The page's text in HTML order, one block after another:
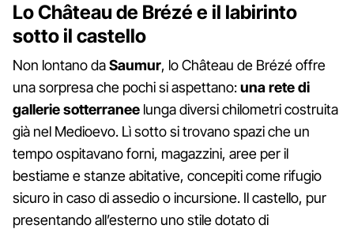
Lo Château de Brézé e il labirinto
sotto il castello
Non lontano daSaumur, lo Château de Brézé offre
una sorpresa che pochi si aspettano:una rete di
gallerie sotterranee lunga diversi chilometri costruita
già nel Medioevo. Lì sotto si trovano spazi che un
tempo ospitavano forni, magazzini, aree per il
bestiame e stanze abitative, concepiti come rifugio
sicuro in caso di assedio o incursione. Il castello, pur
presentando all’esterno uno stile dotato di